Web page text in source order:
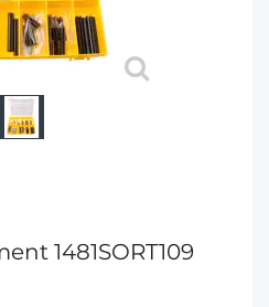
1481SORT109